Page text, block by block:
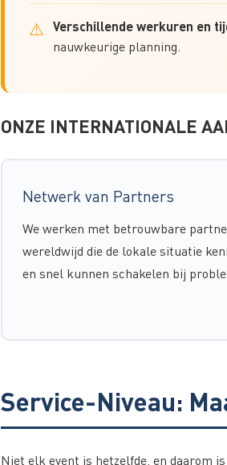
Verschillende werkuren en
nauwkeurige planning.
ONZE INTERNATIONALE
Netwerk van Partners
We werken met betrouwbare
wereldwijd die de lokale situatie
en snel kunnen schakelen bij
Service-Niveau:
Niet elk event is hetzelfde, en daarom